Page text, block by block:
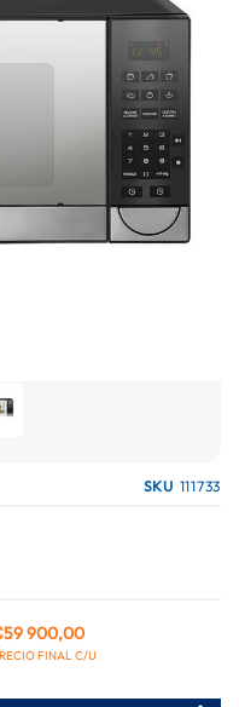
SKU 111733
900,00